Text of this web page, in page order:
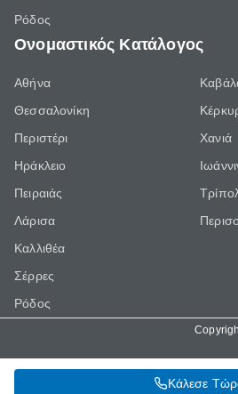
Κάλεσε
Ρόδος
Ονομαστικός Κατάλογος
Αθήνα
Θεσσαλονίκη
Περιστέρι
Ηράκλειο
Πειραιάς
Λάρισα
Καλλιθέα
Σέρρες
Ρόδος
Χανιά